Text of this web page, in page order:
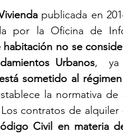
publicada en
no se
Urbanos,  ya
sometido al
la normativa de
contratos de
Civil en materia